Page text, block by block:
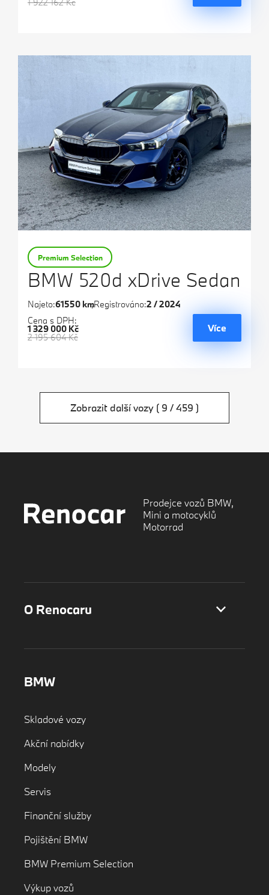
1 922 162 Kč
BMW 520d xDrive Sedan
Premium Selection
Najeto:61550 kmRegistrováno:2 / 2024
Cena s DPH:
2 195 604 Kč
1 329 000 Kč Více
Zobrazit další vozy ( 9 / 459 )
Prodejce vozů BMW,
Mini a motocyklů
Motorrad
O Renocaru
BMW
Skladové vozy
Akční nabídky
Modely
Servis
Finanční služby
Pojištění BMW
BMW Premium Selection
Výkup vozů